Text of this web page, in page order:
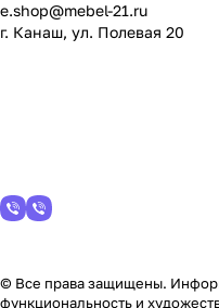
e.shop@mebel-21.ru
г. Канаш, ул. Полевая 20
© Все права защищены.
функциональность и